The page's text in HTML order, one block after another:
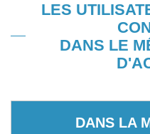
LES
DANS LE
DANS LA